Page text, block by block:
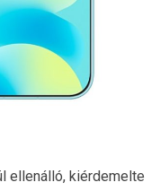
ellenálló, kiérdemelte